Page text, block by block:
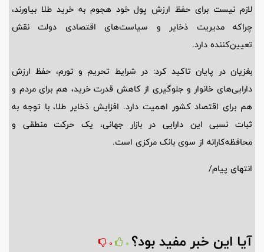
لازم نیست برای حفظ ارزش پول خود هجوم به خرید طلا بیاورند،
چراکه مدیریت ذخایر و سیاست‌های اقتصادی دولت نقش
تعیین‌کننده دارد.
بغزیان در پایان تاکید کرد: در شرایط تحریم و تورم، حفظ ارزش
دارایی‌های خانوار و جلوگیری از کاهش قدرت خرید، هم برای مردم و
هم برای اقتصاد کشور اهمیت دارد. افزایش ذخایر طلا، با توجه به
ثبات نسبی این دارایی در بازار جهانی، یک حرکت منطقی و
محافظه‌کارانه از سوی بانک مرکزی است.
انتهای پیام/
آیا این خبر مفید بود؟ 0
0